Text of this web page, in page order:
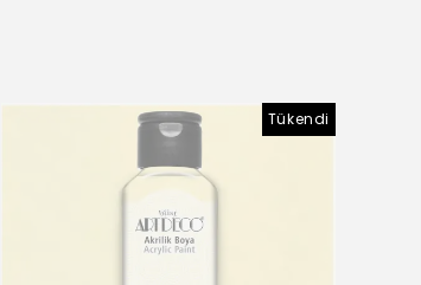
Tükendi